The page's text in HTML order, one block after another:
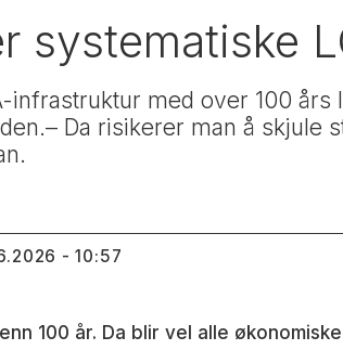
systematiske
infrastruktur med over 100
Da risikerer man å skjule
- 10:57
100 år. Da blir vel alle